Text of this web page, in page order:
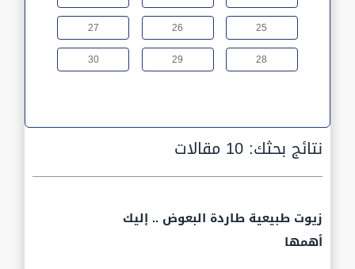
25
26
27
28
29
30
نتائج بحثك:10 مقالات
زيوت طبيعية طاردة البعوض .. إليك
أهمها